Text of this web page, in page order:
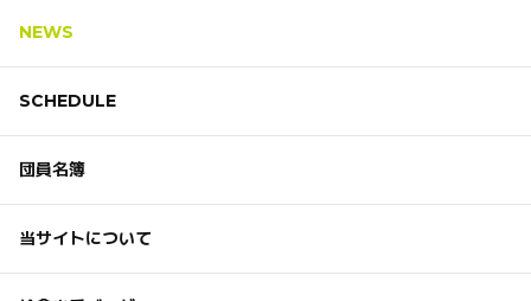
NEWS
SCHEDULE
団員名簿
当サイトについて